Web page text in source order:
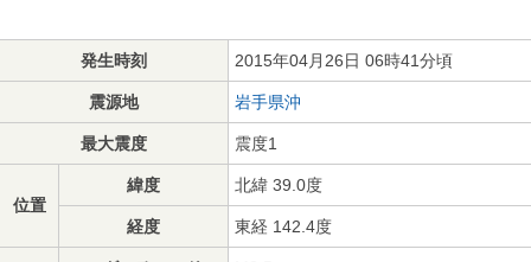
発生時刻 2015年04月26日 06時41分頃
震源地 岩手県沖
最大震度 震度1
位置
緯度 北緯 39.0度
経度 東経 142.4度